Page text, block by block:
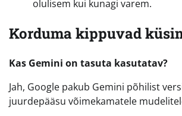
olulisem kui kunagi varem.
Korduma kippuvad
Kas Gemini on tasuta kasutatav?
Jah, Google pakub Gemini põhilist
juurdepääsu võimekamatele